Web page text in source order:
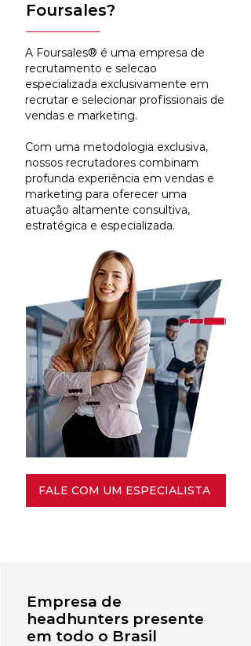
Foursales?
A Foursales® é uma empresa de
recrutamento e selecao
especializada exclusivamente em
recrutar e selecionar profissionais de
vendas e marketing.
Com uma metodologia exclusiva,
nossos recrutadores combinam
profunda experiência em vendas e
marketing para oferecer uma
atuação altamente consultiva,
estratégica e especializada.
FALE COM UM ESPECIALISTA
Empresa de
headhunters presente
em todo o Brasil